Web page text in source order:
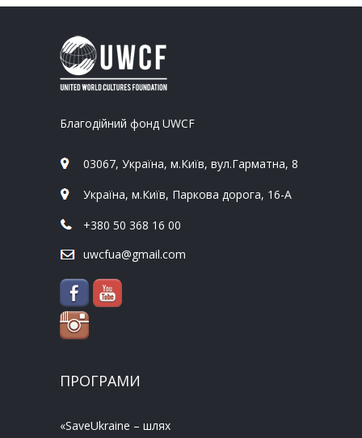
Благодійний фонд UWCF
03067, Україна, м.Київ, вул.Гарматна, 8
Україна, м.Київ, Паркова дорога, 16-А
+380 50 368 16 00
uwcfua@gmail.com
ПРОГРАМИ
«SaveUkraine – шлях